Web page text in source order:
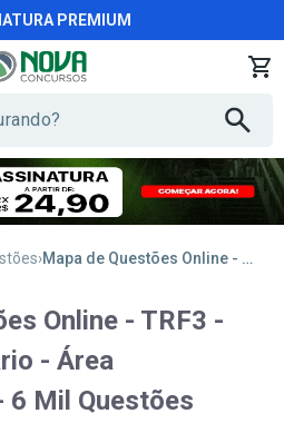
PREMIUM
Mapa de Questões Online - TRF3 - Técnico Judiciário - Área Administrativa - 6 Mil Questões
Online - TRF3 -
- Área
Mil Questões